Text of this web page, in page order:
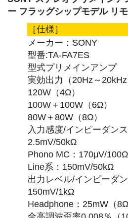
ー フラッグシップモデル リ
［仕様］
メーカー：SONY
型番:TA-FA7ES
型式プリメインアンプ
実効出力（20Hz～
120W（4Ω）
100W＋100W（6Ω）
80W＋80W（8Ω）
入力感度/インピーダン
2.5mV/50kΩ
Phono MC：170μV/100Ω
Line系：150mV/50kΩ
出力レベル/インピーダ
150mV/1kΩ
Headphone：25mW（8Ω